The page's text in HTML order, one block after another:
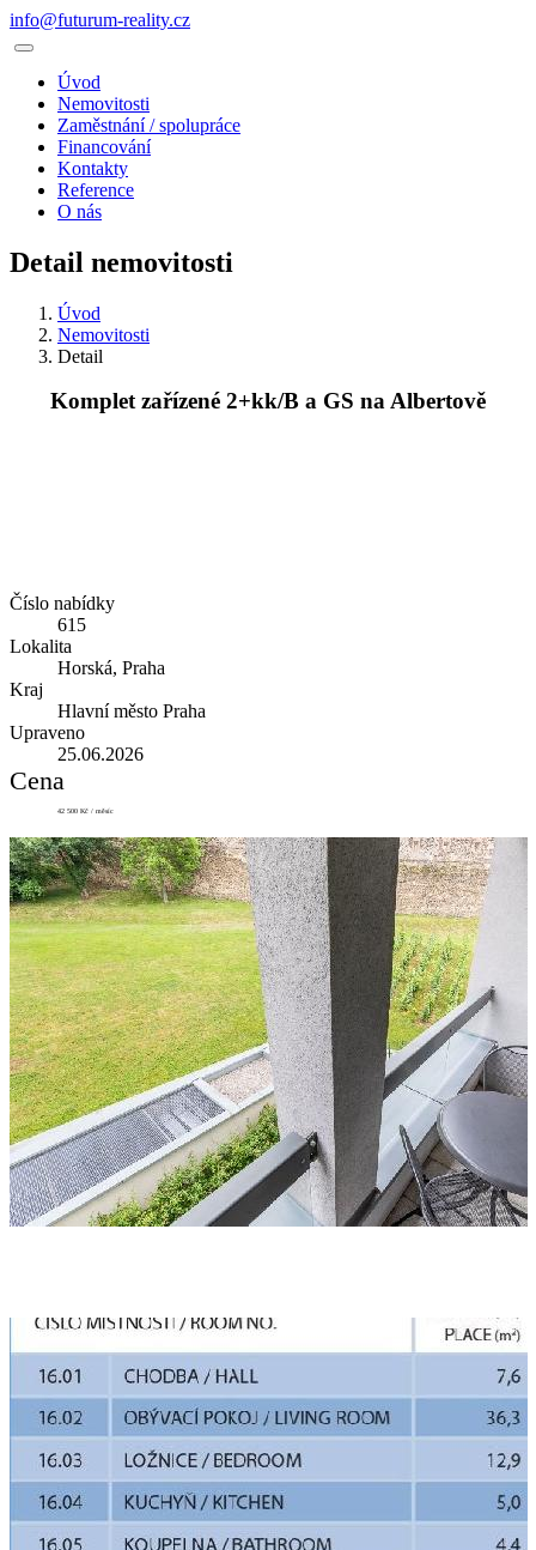
info@futurum-reality.cz
Úvod
Nemovitosti
Zaměstnání / spolupráce
Financování
Kontakty
Reference
O nás
Detail nemovitosti
Úvod
Nemovitosti
Detail
Komplet zařízené 2+kk/B a GS na Albertově
Číslo nabídky
615
Lokalita
Horská, Praha
Kraj
Hlavní město Praha
Upraveno
25.06.2026
Cena
42 500 Kč / měsíc